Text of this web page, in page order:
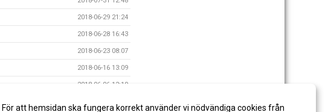
2018-06-29 21:24
2018-06-28 16:43
2018-06-23 08:07
2018-06-16 13:09
2018-06-06 12:19
För att hemsidan ska fungera korrekt använder vi nödvändiga cookies från